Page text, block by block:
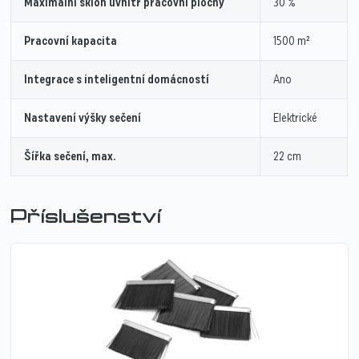
Pracovní kapacita 1500 m²
Integrace s inteligentní domácností Ano
Nastavení výšky sečení Elektrické
Šířka sečení, max. 22 cm
Příslušenství